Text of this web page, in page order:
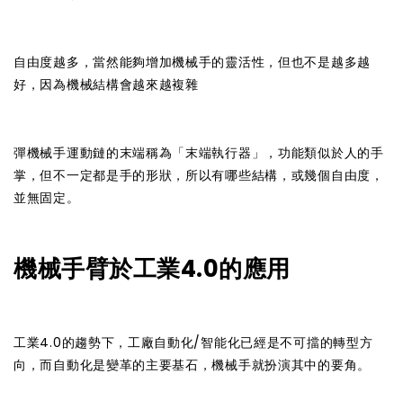
自由度越多，當然能夠增加機械手的靈活性，但也不是越多越
好，因為機械結構會越來越複雜
彈機械手運動鏈的末端稱為「末端執行器」，功能類似於人的手
掌，但不一定都是手的形狀，所以有哪些結構，或幾個自由度，
並無固定。
機械手臂於工業4.0的應用
工業4.0的趨勢下，工廠自動化/智能化已經是不可擋的轉型方
向，而自動化是變革的主要基石，機械手就扮演其中的要角。